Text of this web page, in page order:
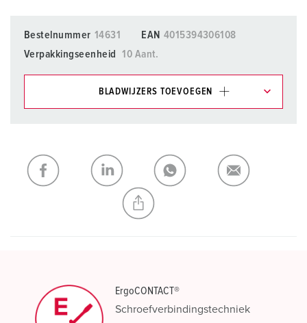
Bestelnummer 14631 EAN 4015394306108
Verpakkingseenheid
10 Aant.
BLADWIJZERS TOEVOEGEN
Mijn lijst TOEVOEGEN
NIEUW LIJST MAKEN
ErgoCONTACT®
Schroefverbindingstechniek